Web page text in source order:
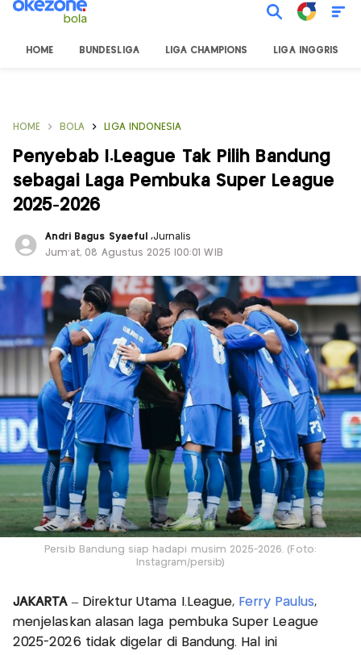
HOME BUNDESLIGA LIGA CHAMPIONS LIGA INGGRIS
HOME BOLA LIGA INDONESIA
Penyebab I.League Tak Pilih Bandung
sebagai Laga Pembuka Super League
2025-2026
Andri Bagus Syaeful ,Jurnalis
Jum'at, 08 Agustus 2025 |00:01 WIB
Persib Bandung siap hadapi musim 2025-2026. (Foto:
Instagram/persib)
JAKARTA– Direktur Utama I.League, Ferry Paulus,
menjelaskan alasan laga pembuka Super League
2025-2026 tidak digelar di Bandung. Hal ini